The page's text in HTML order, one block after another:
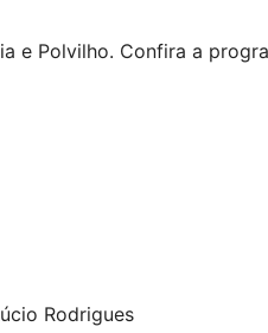
e Polvilho. Confira a
Rodrigues